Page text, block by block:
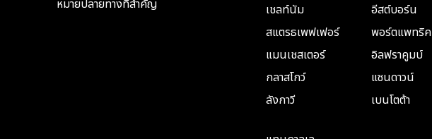
หมายปลายทางที่สำคัญ
เชลท์นัม
อีสต์บอร์น
สแตรธเพฟเฟอร์
พอร์ตแพทริค
แมนเชสเตอร์
อิลฟราคูมบ์
กลาสโกว์
แซนดาวน์
ลังกาวี
เบนโตต้า